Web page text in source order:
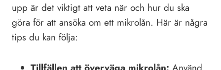
upp är det viktigt att veta när och hur du ska
göra för att ansöka om ett mikrolån. Här är några
tips du kan följa: